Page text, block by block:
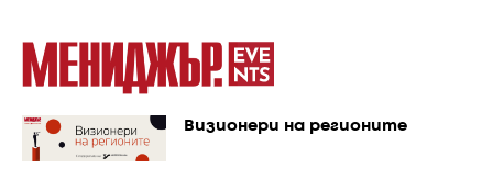
Визионери на регионите